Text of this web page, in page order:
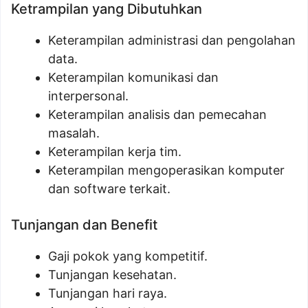
Ketrampilan yang Dibutuhkan
Keterampilan administrasi dan pengolahan
data.
Keterampilan komunikasi dan
interpersonal.
Keterampilan analisis dan pemecahan
masalah.
Keterampilan kerja tim.
Keterampilan mengoperasikan komputer
dan software terkait.
Tunjangan dan Benefit
Gaji pokok yang kompetitif.
Tunjangan kesehatan.
Tunjangan hari raya.